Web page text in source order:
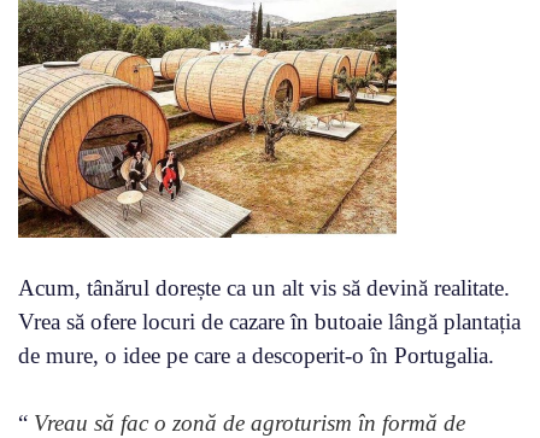
Acum, tânărul dorește ca un alt vis să devină realitate.
Vrea să ofere locuri de cazare în butoaie lângă plantația
de mure, o idee pe care a descoperit-o în Portugalia.
“ Vreau să fac o zonă de agroturism în formă de